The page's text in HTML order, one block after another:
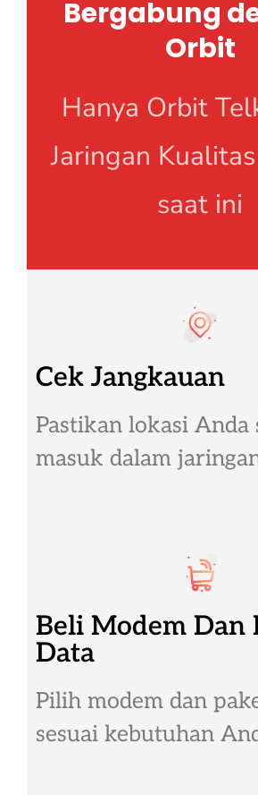
Bergabung
Orbit
Hanya Orbit
Jaringan
saat ini
Cek Jangkauan
Pastikan lokasi Anda
masuk dalam
Beli Modem Dan
Data
Pilih modem dan
sesuai kebutuhan